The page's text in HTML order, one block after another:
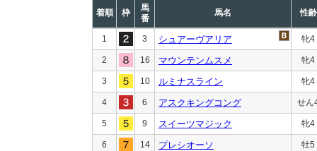
着順 枠
馬
番
馬名 性齢
1 3 シュアーヴアリア 牝4
2 16 マウンテンムスメ 牝4
3 10 ルミナスライン 牝4
4 6 アスクキングコング せん
5 9 スイーツマジック 牝4
6 14 プレシオーソ 牡5